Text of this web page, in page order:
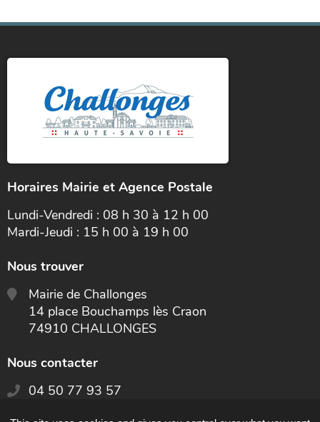
Horaires Mairie et Agence Postale
Lundi-Vendredi : 08 h 30 à 12 h 00
Mardi-Jeudi : 15 h 00 à 19 h 00
Nous trouver
Mairie de Challonges
14 place Bouchamps lès Craon
74910 CHALLONGES
Nous contacter
04 50 77 93 57